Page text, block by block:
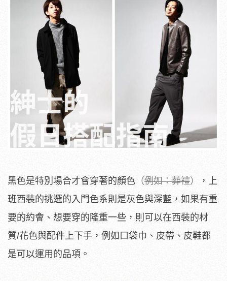
黑色是特別場合才會穿著的顏色 （例如：葬禮）
，上
班西裝的挑選的入門色系則是灰色與深藍，如果有重
要的約會、想要穿的隆重一些，則可以在西裝的材
質/花色與配件上下手，例如口袋巾、皮帶、皮鞋都
是可以運用的品項。